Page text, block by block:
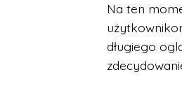
Na ten
długiego